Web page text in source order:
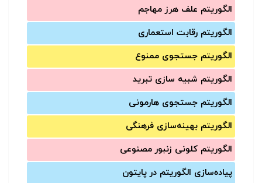
الگوریتم علف هرز مهاجم
الگوریتم رقابت استعماری
الگوریتم جستجوی ممنوع
الگوریتم شبیه سازی تبرید
الگوریتم جستجوی هارمونی
الگوریتم بهینه‌سازی فرهنگی
الگوریتم کلونی زنبور مصنوعی
پیاده‌سازی الگوریتم در پایتون